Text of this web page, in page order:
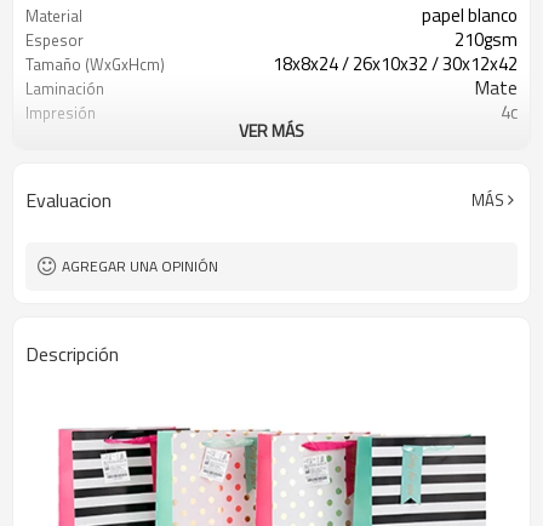
Material papel blanco
Espesor 210gsm
Tamaño (WxGxHcm) 18x8x24 / 26x10x32 / 30x12x42
Laminación Mate
Impresión 4c
VER MÁS
Evaluacion MÁS
AGREGAR UNA OPINIÓN
Descripción